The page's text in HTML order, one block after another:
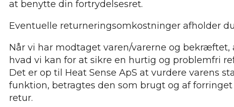
at benytte din fortrydelsesret.
Eventuelle returneringsomkostninger afholder
Når vi har modtaget varen/varerne og
hvad vi kan for at sikre en hurtig og problemfri
Det er op til Heat Sense ApS at vurdere varens
funktion, betragtes den som brugt og af
retur.